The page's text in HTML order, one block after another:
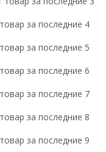
за последние 4
за последние 5
за последние 6
за последние 7
за последние 8
за последние 9